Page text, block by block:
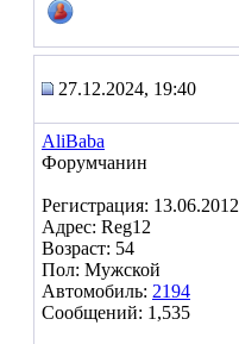
27.12.2024, 19:40
AliBaba
Форумчанин
Регистрация: 13.06.2012
Адрес: Reg12
Возраст: 54
Пол: Мужской
Автомобиль: 2194
Сообщений: 1,535